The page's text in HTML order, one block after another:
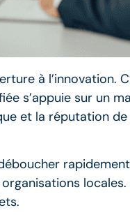
à l’innovation.
s’appuie sur un
et la réputation